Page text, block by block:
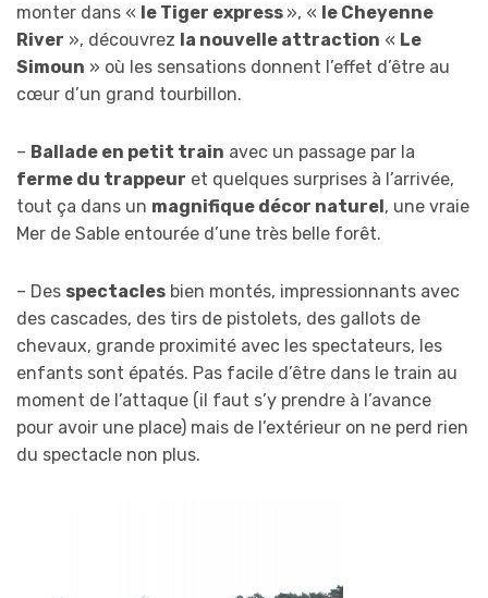
monter dans « le Tiger express », « le Cheyenne
River », découvrez la nouvelle attraction « Le
Simoun » où les sensations donnent l’effet d’être au
cœur d’un grand tourbillon.
– Ballade en petit train avec un passage par la
ferme du trappeur et quelques surprises à l’arrivée,
tout ça dans un magnifique décor naturel, une vraie
Mer de Sable entourée d’une très belle forêt.
– Des spectacles bien montés, impressionnants avec
des cascades, des tirs de pistolets, des gallots de
chevaux, grande proximité avec les spectateurs, les
enfants sont épatés. Pas facile d’être dans le train au
moment de l’attaque (il faut s’y prendre à l’avance
pour avoir une place) mais de l’extérieur on ne perd rien
du spectacle non plus.